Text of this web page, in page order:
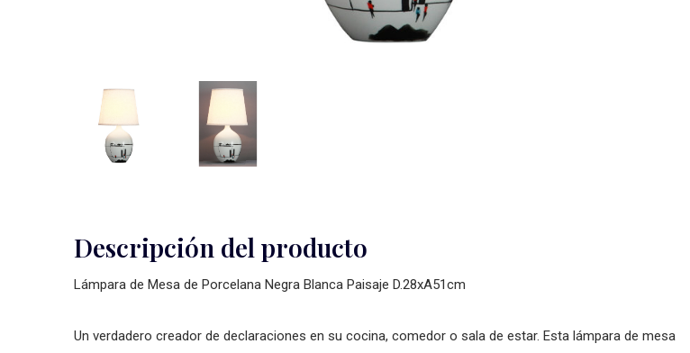
Descripción del producto
Lámpara de Mesa de Porcelana Negra Blanca Paisaje D.28xA51cm
Un verdadero creador de declaraciones en su cocina, comedor o sala de estar. Esta lámpara de mesa